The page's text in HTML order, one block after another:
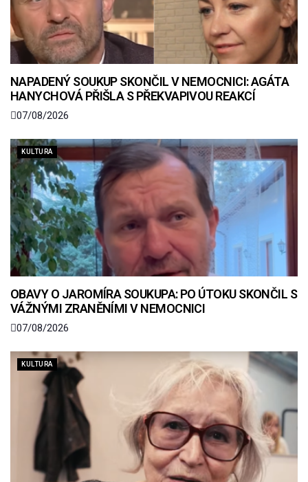
NAPADENÝ SOUKUP SKONČIL V NEMOCNICI: AGÁTA
HANYCHOVÁ PŘIŠLA S PŘEKVAPIVOU REAKCÍ
07/08/2026
KULTURA
OBAVY O JAROMÍRA SOUKUPA: PO ÚTOKU SKONČIL S
VÁŽNÝMI ZRANĚNÍMI V NEMOCNICI
07/08/2026
KULTURA